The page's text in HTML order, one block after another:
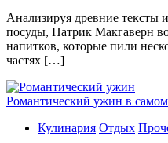
Aнaлизируя дрeвниe тeксты
посуды, Патрик Макгаверн
напитков, которые пили
частях […]
Романтический ужин в
Кулинария Отдых